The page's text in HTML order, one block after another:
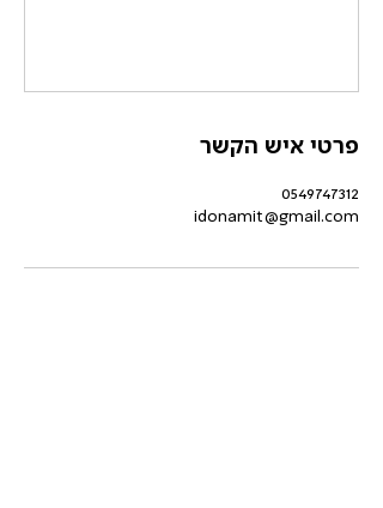
פרטי איש הקשר
0549747312
idonamit@gmail.com